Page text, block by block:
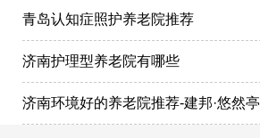
青岛认知症照护养老院推荐
济南护理型养老院有哪些
济南环境好的养老院推荐-建邦·悠然亭